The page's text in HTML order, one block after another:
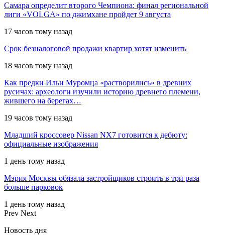
Самара определит второго Чемпиона: финал региональной
лиги «VOLGA» по джимхане пройдет 9 августа
17 часов тому назад
Срок безналоговой продажи квартир хотят изменить
18 часов тому назад
Как предки Ильи Муромца «растворились» в древних
русичах: археологи изучили историю древнего племени,
жившего на берегах…
19 часов тому назад
Младший кроссовер Nissan NX7 готовится к дебюту:
официальные изображения
1 день тому назад
Мэрия Москвы обязала застройщиков строить в три раза
больше парковок
1 день тому назад
Prev Next
Новость дня